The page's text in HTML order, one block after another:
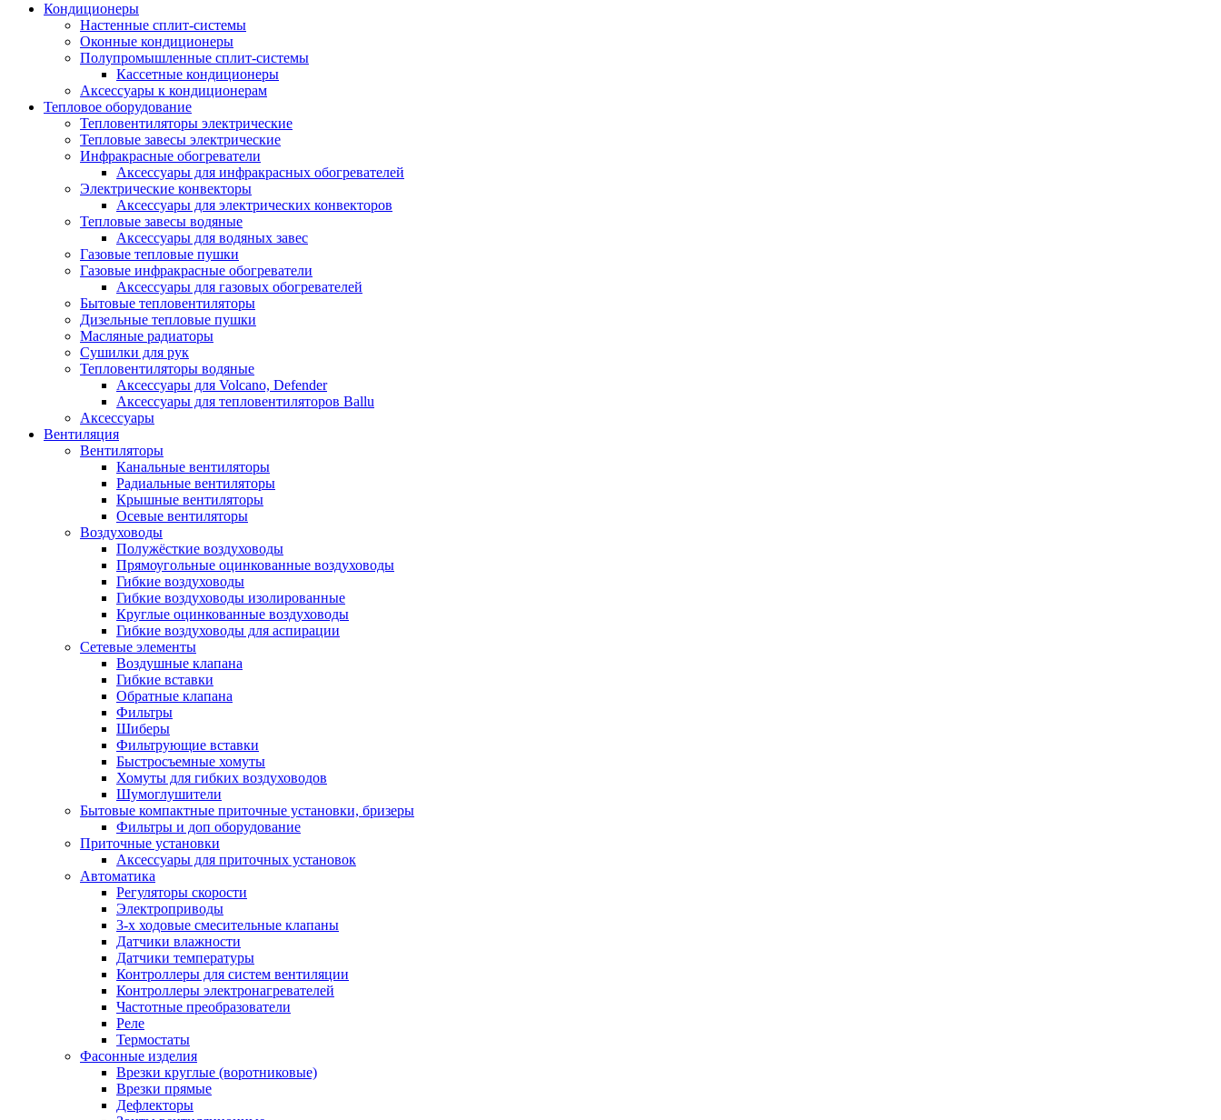
Кондиционеры
Настенные сплит-системы
Оконные кондиционеры
Полупромышленные сплит-системы
Кассетные кондиционеры
Аксессуары к кондиционерам
Тепловое оборудование
Тепловентиляторы электрические
Тепловые завесы электрические
Инфракрасные обогреватели
Аксессуары для инфракрасных обогревателей
Электрические конвекторы
Аксессуары для электрических конвекторов
Тепловые завесы водяные
Аксессуары для водяных завес
Газовые тепловые пушки
Газовые инфракрасные обогреватели
Аксессуары для газовых обогревателей
Бытовые тепловентиляторы
Дизельные тепловые пушки
Масляные радиаторы
Сушилки для рук
Тепловентиляторы водяные
Аксессуары для Volcano, Defender
Аксессуары для тепловентиляторов Ballu
Аксессуары
Вентиляция
Вентиляторы
Канальные вентиляторы
Радиальные вентиляторы
Крышные вентиляторы
Осевые вентиляторы
Воздуховоды
Полужёсткие воздуховоды
Прямоугольные оцинкованные воздуховоды
Гибкие воздуховоды
Гибкие воздуховоды изолированные
Круглые оцинкованные воздуховоды
Гибкие воздуховоды для аспирации
Сетевые элементы
Воздушные клапана
Гибкие вставки
Обратные клапана
Фильтры
Шиберы
Фильтрующие вставки
Быстросъемные хомуты
Хомуты для гибких воздуховодов
Шумоглушители
Бытовые компактные приточные установки, бризеры
Фильтры и доп оборудование
Приточные установки
Аксессуары для приточных установок
Автоматика
Регуляторы скорости
Электроприводы
3-х ходовые смесительные клапаны
Датчики влажности
Датчики температуры
Контроллеры для систем вентиляции
Контроллеры электронагревателей
Частотные преобразователи
Реле
Термостаты
Фасонные изделия
Врезки круглые (воротниковые)
Врезки прямые
Дефлекторы